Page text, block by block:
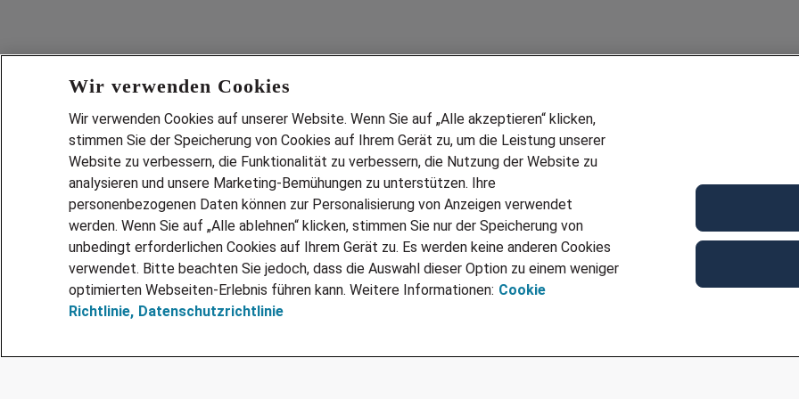
Services
JOBSUCHE
LEBENSLAUF GENERATOR
ZEITARBEIT
PERSONALVERMITTLUNG
PARTNERSHIP WITH AIRBUS
Wir verwenden Cookies
Wir verwenden Cookies auf unserer Website. Wenn Sie auf „Alle akzeptieren“ klicken,
stimmen Sie der Speicherung von Cookies auf Ihrem Gerät zu, um die Leistung unserer
Website zu verbessern, die Funktionalität zu verbessern, die Nutzung der Website zu
analysieren und unsere Marketing-Bemühungen zu unterstützen. Ihre
personenbezogenen Daten können zur Personalisierung von Anzeigen verwendet
werden. Wenn Sie auf „Alle ablehnen“ klicken, stimmen Sie nur der Speicherung von
unbedingt erforderlichen Cookies auf Ihrem Gerät zu. Es werden keine anderen Cookies
verwendet. Bitte beachten Sie jedoch, dass die Auswahl dieser Option zu einem weniger
optimierten Webseiten-Erlebnis führen kann. Weitere Informationen: Cookie
Richtlinie, Datenschutzrichtlinie